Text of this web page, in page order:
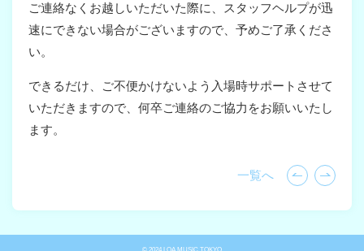
ご連絡なくお越しいただいた際に、スタッフヘルプが迅
速にできない場合がございますので、予めご了承くださ
い。
できるだけ、ご不便かけないよう入場時サポートさせて
いただきますので、何卒ご連絡のご協力をお願いいたし
ます。
一覧へ